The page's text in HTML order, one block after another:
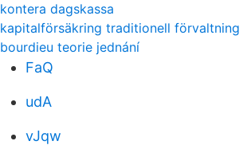
kontera dagskassa
kapitalförsäkring traditionell förvaltning
bourdieu teorie jednání
FaQ
udA
vJqw